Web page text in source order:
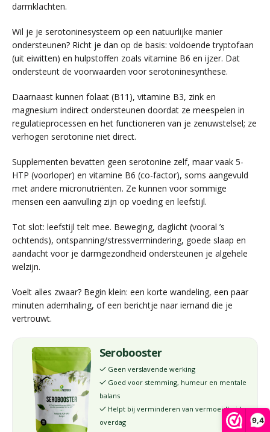
9,4
darmklachten.
Wil je je serotoninesysteem op een natuurlijke manier
ondersteunen? Richt je dan op de basis: voldoende tryptofaan
(uit eiwitten) en hulpstoffen zoals vitamine B6 en ijzer. Dat
ondersteunt de voorwaarden voor serotoninesynthese.
Daarnaast kunnen folaat (B11), vitamine B3, zink en
magnesium indirect ondersteunen doordat ze meespelen in
regulatieprocessen en het functioneren van je zenuwstelsel; ze
verhogen serotonine niet direct.
Supplementen bevatten geen serotonine zelf, maar vaak 5-
HTP (voorloper) en vitamine B6 (co-factor), soms aangevuld
met andere micronutriënten. Ze kunnen voor sommige
mensen een aanvulling zijn op voeding en leefstijl.
Tot slot: leefstijl telt mee. Beweging, daglicht (vooral ’s
ochtends), ontspanning/stressvermindering, goede slaap en
aandacht voor je darmgezondheid ondersteunen je algehele
welzijn.
Voelt alles zwaar? Begin klein: een korte wandeling, een paar
minuten ademhaling, of een berichtje naar iemand die je
vertrouwt.
Serobooster
✓ Geen verslavende werking
✓ Goed voor stemming, humeur en mentale
balans
✓ Helpt bij verminderen van vermoeidheid
overdag